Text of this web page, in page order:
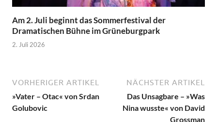
Am 2. Juli beginnt das Sommerfestival der
Dramatischen Bühne im Grüneburgpark
2. Juli 2026
VORHERIGER ARTIKEL
»Vater – Otac« von Srdan
Golubovic
NÄCHSTER ARTIKEL
Das Unsagbare – »Was
Nina wusste« von David
Grossman